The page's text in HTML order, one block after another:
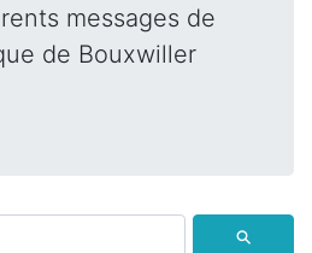
messages de
de Bouxwiller
⚲